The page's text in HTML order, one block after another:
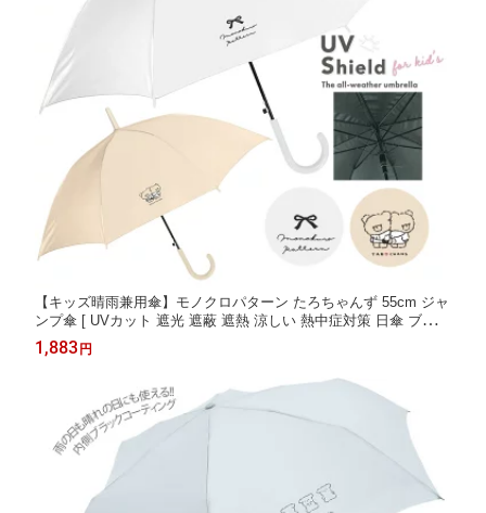
【キッズ晴雨兼用傘】モノクロパターン たろちゃんず 55cm ジャ
ンプ傘 [ UVカット 遮光 遮蔽 遮熱 涼しい 熱中症対策 日傘 ブラッ
クコーティング 小学生 中学生 子供用 女の子 女子 リボン くまた
ろず ホワイト ベージュ かわいい 名前欄付き ] sps
1,883 円